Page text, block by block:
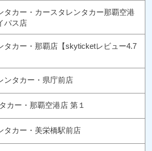
タカー・カースタレンタカー那覇空港
パス店
タカー・那覇店【skyticketレビュー4.7
ンタカー・県庁前店
カー・那覇空港店 第１
タカー・美栄橋駅前店